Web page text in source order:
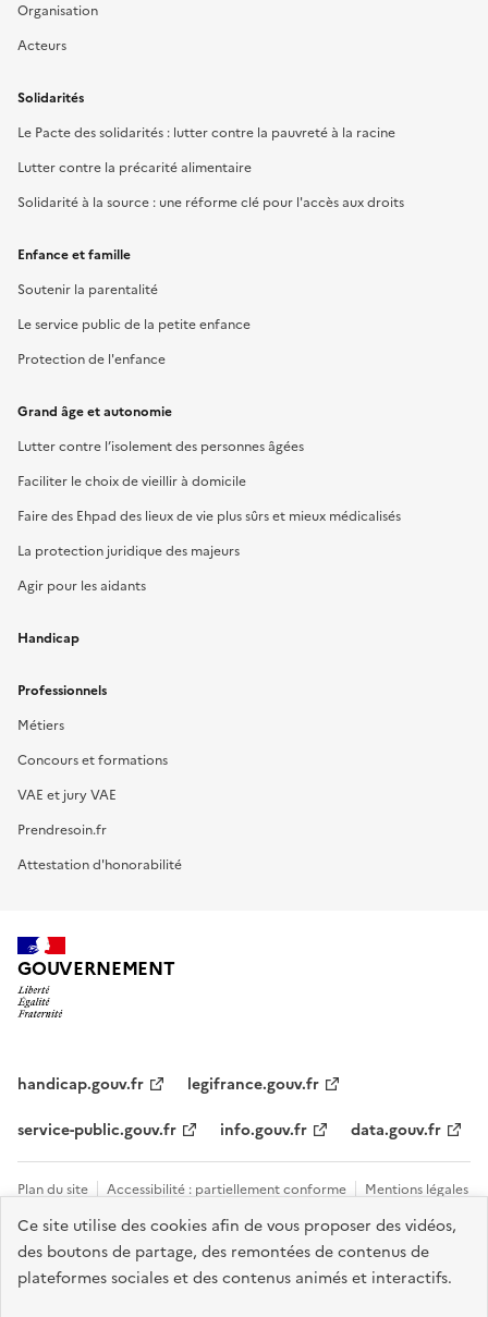
Ce site utilise des cookies afin de vous proposer des vidéos,
des boutons de partage, des remontées de contenus de
plateformes sociales et des contenus animés et interactifs.
Organisation
Acteurs
Solidarités
Le Pacte des solidarités : lutter contre la pauvreté à la racine
Lutter contre la précarité alimentaire
Solidarité à la source : une réforme clé pour l'accès aux droits
Enfance et famille
Soutenir la parentalité
Le service public de la petite enfance
Protection de l'enfance
Grand âge et autonomie
Lutter contre l’isolement des personnes âgées
Faciliter le choix de vieillir à domicile
Faire des Ehpad des lieux de vie plus sûrs et mieux médicalisés
La protection juridique des majeurs
Agir pour les aidants
Handicap
Professionnels
Métiers
Concours et formations
VAE et jury VAE
Prendresoin.fr
Attestation d'honorabilité
GOUVERNEMENT
handicap.gouv.fr
legifrance.gouv.fr
service-public.gouv.fr
info.gouv.fr data.gouv.fr
Plan du site Accessibilité : partiellement conforme
Mentions légales
Données personnelles et cookies
Tous les contacts et sites utiles
Gestion des cookies